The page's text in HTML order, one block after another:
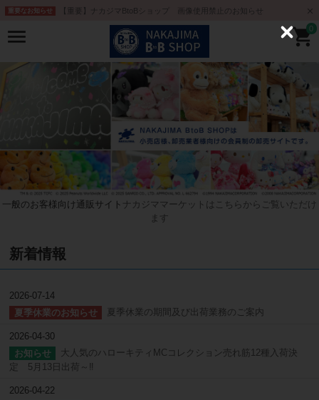
重要なお知らせ 【重要】ナカジマBtoBショップ 画像使用禁止のお知らせ
0
一般のお客様向け通販サイト ナカジママーケットはこちらからご覧いただけ
ます
新着情報
2026-07-14
夏季休業のお知らせ
夏季休業の期間及び出荷業務のご案内
2026-04-30
お知らせ
大人気のハローキティMCコレクション売れ筋12種入荷決
定 5月13日出荷～‼
2026-04-22
C
s